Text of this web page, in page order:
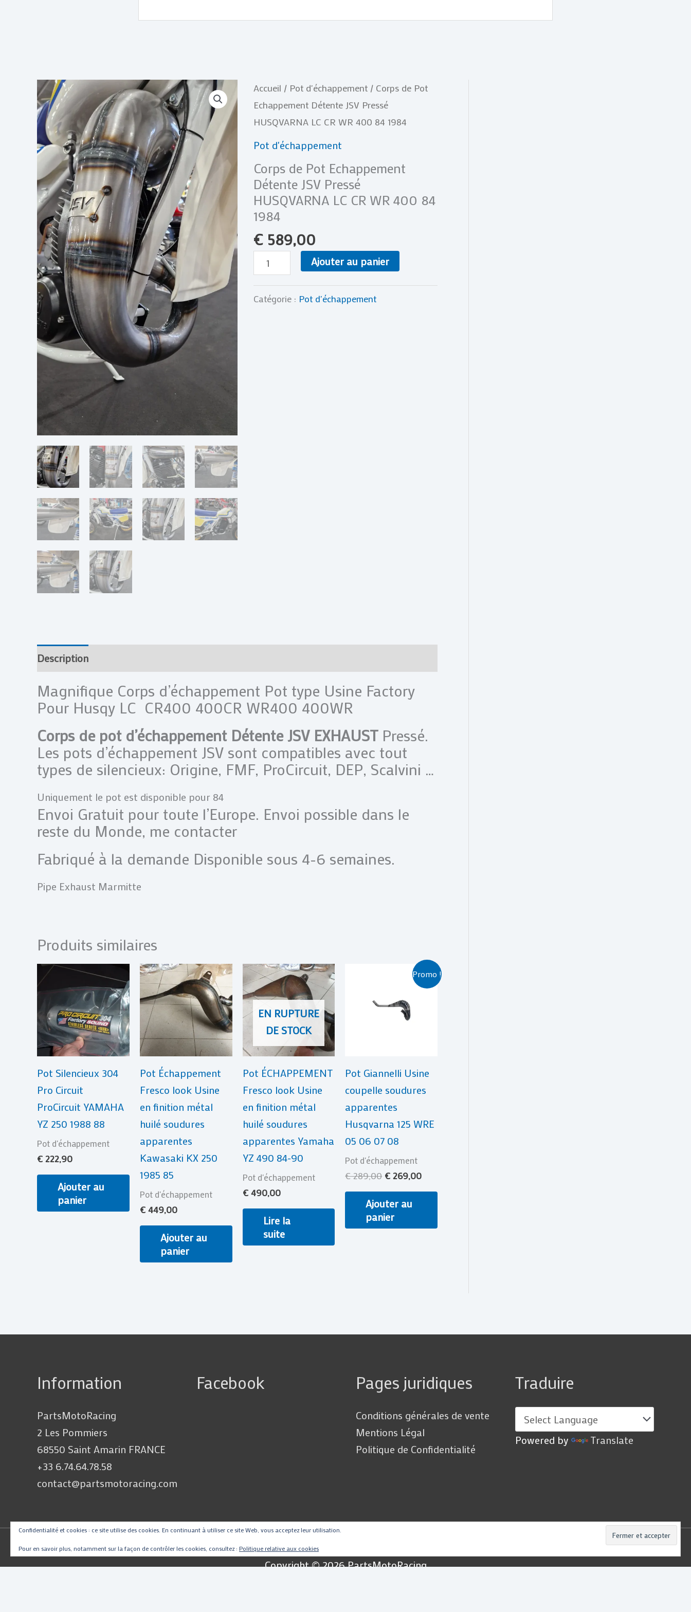
Accueil / Pot d'échappement/ Corps de Pot
Echappement Détente JSV Pressé
HUSQVARNA LC CR WR 400 84 1984
Pot d'échappement
Corps de Pot Echappement
Détente JSV Pressé
HUSQVARNA LC CR WR 400 84
1984
€589,00
quantité
de
Corps
Echappement
Détente
JSV
Pressé
HUSQVARNA
CR
Ajouter au panier
Catégorie : Pot d'échappement
Description
Magnifique Corps d’échappement Pot type Usine Factory
Pour Husqy LC CR400 400CR WR400 400WR
Corps de pot d’échappement Détente JSV EXHAUSTPressé.
Les pots d’échappement JSV sont compatibles avec tout
types de silencieux: Origine, FMF, ProCircuit, DEP, Scalvini …
Uniquement le pot est disponible pour 84
Envoi Gratuit pour toute l’Europe. Envoi possible dans le
reste du Monde, me contacter
Fabriqué à la demande Disponible sous 4-6 semaines.
Pipe Exhaust Marmitte
Produits similaires
Pot Silencieux 304
Pro Circuit
ProCircuit YAMAHA
YZ 250 1988 88
Pot d'échappement
€ 222,90
Ajouter au
panier
Pot Échappement
Fresco look Usine
en finition métal
huilé soudures
apparentes
Kawasaki KX 250
1985 85
Pot d'échappement
€449,00
Ajouter au
panier
EN RUPTURE
DE STOCK
Pot ÉCHAPPEMENT
Fresco look Usine
en finition métal
huilé soudures
apparentes Yamaha
YZ 490 84-90
Pot d'échappement
€490,00
Lire la
suite
Promo !
Pot Giannelli Usine
coupelle soudures
apparentes
Husqvarna 125 WRE
05 06 07 08
Pot d'échappement
€289,00
était :
€ 289,00.
€ 269,00
prix
actuel
Ajouter au
panier
Information
PartsMotoRacing
2 Les Pommiers
68550 Saint Amarin FRANCE
+33 6.74.64.78.58
contact@partsmotoracing.com
Facebook Pages juridiques
Conditions générales de vente
Mentions Légal
Politique de Confidentialité
Traduire
Powered by Translate
Copyright © 2026PartsMotoRacing
Confidentialité et cookies : ce site utilise des cookies. En continuant à utiliser ce site Web, vous acceptez leur utilisation.
Pour en savoir plus, notamment sur la façon de contrôler les cookies, consultez : Politique relative aux cookies